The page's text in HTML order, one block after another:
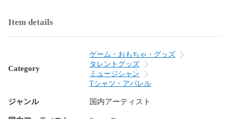
Item details
Category
ゲーム・おもちゃ・グッズ
タレントグッズ
ミュージシャン
Tシャツ・アパレル
ジャンル 国内アーティスト